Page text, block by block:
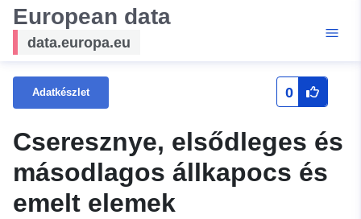
European data
data.europa.eu
Adatkészlet 0
Cseresznye, elsődleges és
másodlagos állkapocs és
emelt elemek